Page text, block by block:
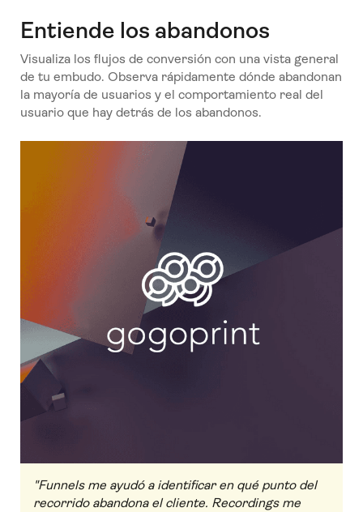
Entiende los abandonos
Visualiza los flujos de conversión con una vista general
de tu embudo. Observa rápidamente dónde abandonan
la mayoría de usuarios y el comportamiento real del
usuario que hay detrás de los abandonos.
"Funnels me ayudó a identificar en qué punto del
recorrido abandona el cliente. Recordings me